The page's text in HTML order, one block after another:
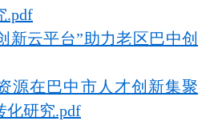
.pdf
新云平台”助力老区巴中创
源在巴中市人才创新集聚
化研究.pdf